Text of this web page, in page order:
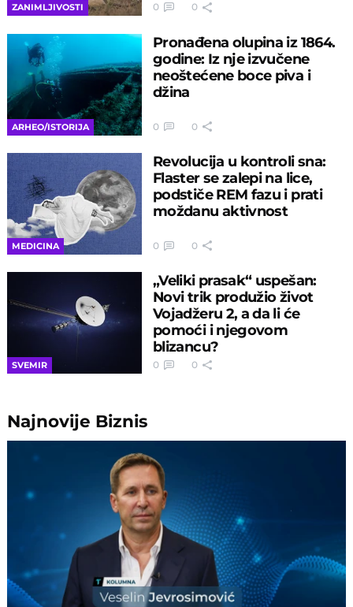
ZANIMLJIVOSTI 0 0
ARHEO/ISTORIJA
Pronađena olupina iz 1864.
godine: Iz nje izvučene
neoštećene boce piva i
džina
0 0
MEDICINA
Revolucija u kontroli sna:
Flaster se zalepi na lice,
podstiče REM fazu i prati
moždanu aktivnost
0 0
SVEMIR
„Veliki prasak“ uspešan:
Novi trik produžio život
Vojadžeru 2, a da li će
pomoći i njegovom
blizancu?
0 0
Najnovije Biznis